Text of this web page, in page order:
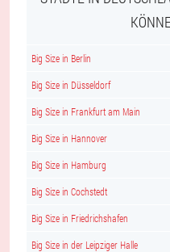
Big Size in Berlin
Big Size in Düsseldorf
Big Size in Frankfurt am Main
Big Size in Hannover
Big Size in Hamburg
Big Size in Cochstedt
Big Size in Friedrichshafen
Big Size in der Leipziger Halle